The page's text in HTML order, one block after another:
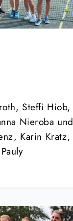
Steffi Hiob,
Nieroba und
Karin Kratz,